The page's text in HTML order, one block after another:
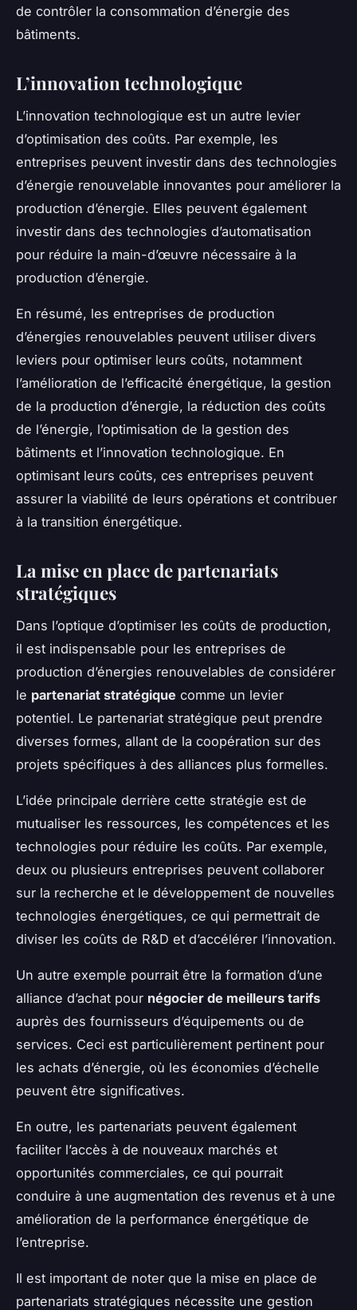
de contrôler la consommation d’énergie des
bâtiments.
L’innovation technologique
L’innovation technologique est un autre levier
d’optimisation des coûts. Par exemple, les
entreprises peuvent investir dans des technologies
d’énergie renouvelable innovantes pour améliorer la
production d’énergie. Elles peuvent également
investir dans des technologies d’automatisation
pour réduire la main-d’œuvre nécessaire à la
production d’énergie.
En résumé, les entreprises de production
d’énergies renouvelables peuvent utiliser divers
leviers pour optimiser leurs coûts, notamment
l’amélioration de l’efficacité énergétique, la gestion
de la production d’énergie, la réduction des coûts
de l’énergie, l’optimisation de la gestion des
bâtiments et l’innovation technologique. En
optimisant leurs coûts, ces entreprises peuvent
assurer la viabilité de leurs opérations et contribuer
à la transition énergétique.
La mise en place de partenariats
stratégiques
Dans l’optique d’optimiser les coûts de production,
il est indispensable pour les entreprises de
production d’énergies renouvelables de considérer
le partenariat stratégique comme un levier
potentiel. Le partenariat stratégique peut prendre
diverses formes, allant de la coopération sur des
projets spécifiques à des alliances plus formelles.
L’idée principale derrière cette stratégie est de
mutualiser les ressources, les compétences et les
technologies pour réduire les coûts. Par exemple,
deux ou plusieurs entreprises peuvent collaborer
sur la recherche et le développement de nouvelles
technologies énergétiques, ce qui permettrait de
diviser les coûts de R&D et d’accélérer l’innovation.
Un autre exemple pourrait être la formation d’une
alliance d’achat pour négocier de meilleurs tarifs
auprès des fournisseurs d’équipements ou de
services. Ceci est particulièrement pertinent pour
les achats d’énergie, où les économies d’échelle
peuvent être significatives.
En outre, les partenariats peuvent également
faciliter l’accès à de nouveaux marchés et
opportunités commerciales, ce qui pourrait
conduire à une augmentation des revenus et à une
amélioration de la performance énergétique de
l’entreprise.
Il est important de noter que la mise en place de
partenariats stratégiques nécessite une gestion